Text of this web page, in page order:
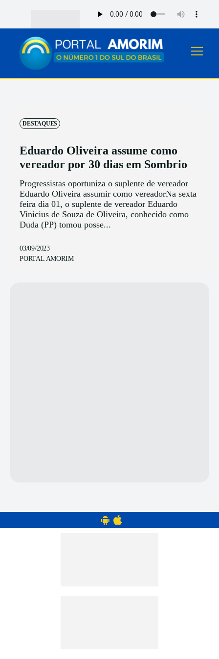
DESTAQUES
Eduardo Oliveira assume como
vereador por 30 dias em Sombrio
Progressistas oportuniza o suplente de vereador
Eduardo Oliveira assumir como vereadorNa sexta
feira dia 01, o suplente de vereador Eduardo
Vinicius de Souza de Oliveira, conhecido como
Duda (PP) tomou posse...
03/09/2023
PORTAL AMORIM